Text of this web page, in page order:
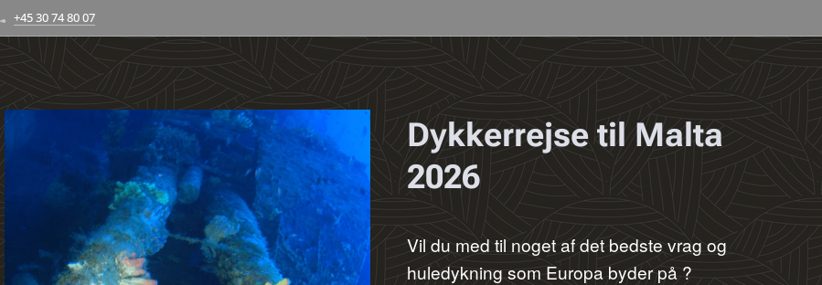
+45 30 74 80 07
Dykkerrejse til Malta
2026
Vil du med til noget af det bedste vrag og
huledykning som Europa byder på ?